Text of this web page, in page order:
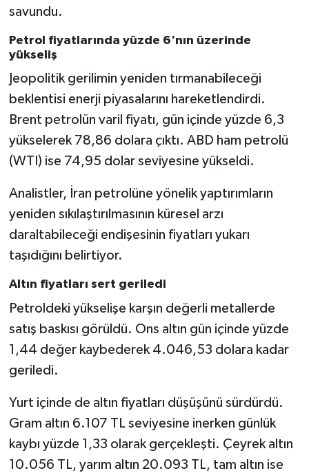
savundu.
Petrol fiyatlarında yüzde 6'nın üzerinde
yükseliş
Jeopolitik gerilimin yeniden tırmanabileceği
beklentisi enerji piyasalarını hareketlendirdi.
Brent petrolün varil fiyatı, gün içinde yüzde 6,3
yükselerek 78,86 dolara çıktı. ABD ham petrolü
(WTI) ise 74,95 dolar seviyesine yükseldi.
Analistler, İran petrolüne yönelik yaptırımların
yeniden sıkılaştırılmasının küresel arzı
daraltabileceği endişesinin fiyatları yukarı
taşıdığını belirtiyor.
Altın fiyatları sert geriledi
Petroldeki yükselişe karşın değerli metallerde
satış baskısı görüldü. Ons altın gün içinde yüzde
1,44 değer kaybederek 4.046,53 dolara kadar
geriledi.
Yurt içinde de altın fiyatları düşüşünü sürdürdü.
Gram altın 6.107 TL seviyesine inerken günlük
kaybı yüzde 1,33 olarak gerçekleşti. Çeyrek altın
10.056 TL, yarım altın 20.093 TL, tam altın ise